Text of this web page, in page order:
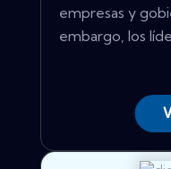
empresas y
embargo, los